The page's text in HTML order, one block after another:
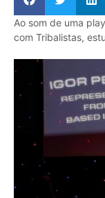
Ao som de uma
com Tribalistas,